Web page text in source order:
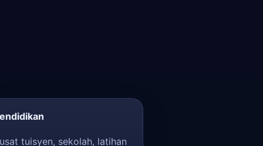
tuisyen, sekolah, latihan